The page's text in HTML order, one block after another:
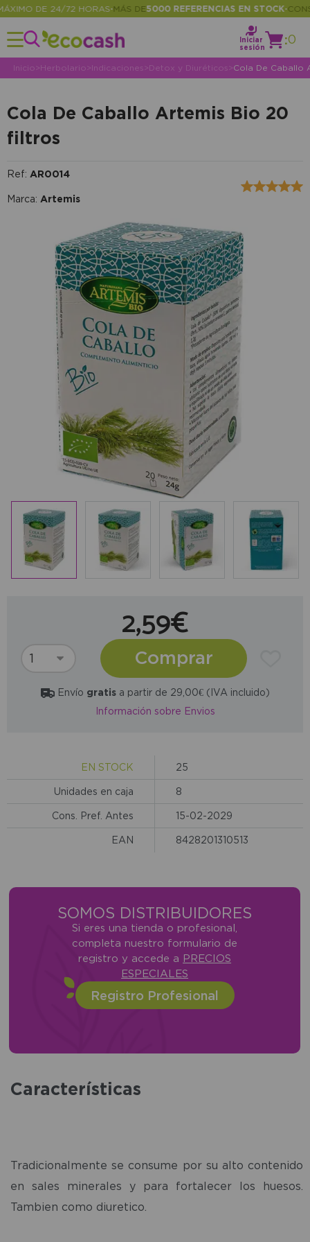
DE 24/72 HORAS•MÁS DE 5000 REFERENCIAS EN STOCK•
Iniciar
sesión
:0
Inicio>Herbolario>Indicaciones >Detox y Diuréticos >Cola De Caballo
Cola De Caballo Artemis Bio 20
filtros
Ref: AR0014
Marca: Artemis
2,59€
Comprar
Envío gratisa partir de 29,00€ (IVA incluido)
Información sobre Envios
EN STOCK 25
Unidades en caja 8
Cons. Pref. Antes 15-02-2029
EAN 8428201310513
SOMOS DISTRIBUIDORES
Si eres una tienda o profesional,
completa nuestro formulario de
registro y accede a PRECIOS
ESPECIALES
Registro Profesional
Características
Tradicionalmente se consume por su alto contenido
en sales minerales y para fortalecer los huesos.
Tambien como diuretico.